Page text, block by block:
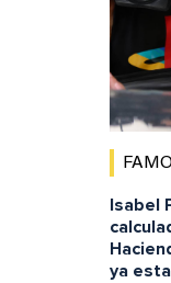
Isabel
ya